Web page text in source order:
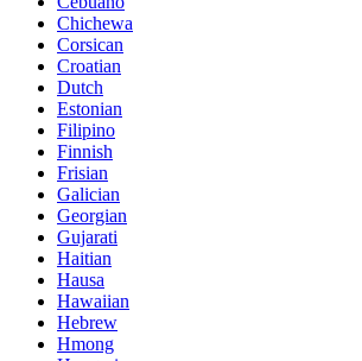
Chichewa
Corsican
Croatian
Dutch
Estonian
Filipino
Finnish
Frisian
Galician
Georgian
Gujarati
Haitian
Hausa
Hawaiian
Hebrew
Hmong